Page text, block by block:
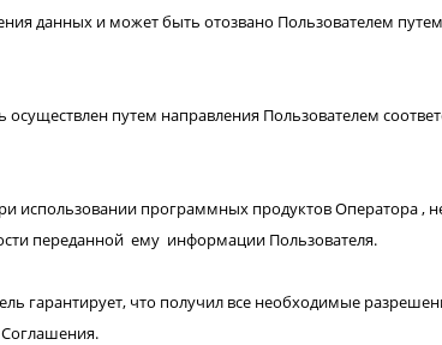
данных и может быть отозвано Пользователем
путем направления Пользователем
программных продуктов Оператора ,
переданной ему информации Пользователя.
гарантирует, что получил все необходимые